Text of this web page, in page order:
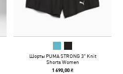
Шорты PUMA STRONG 3" Knit
Shorts Women
1 690,00 ₴